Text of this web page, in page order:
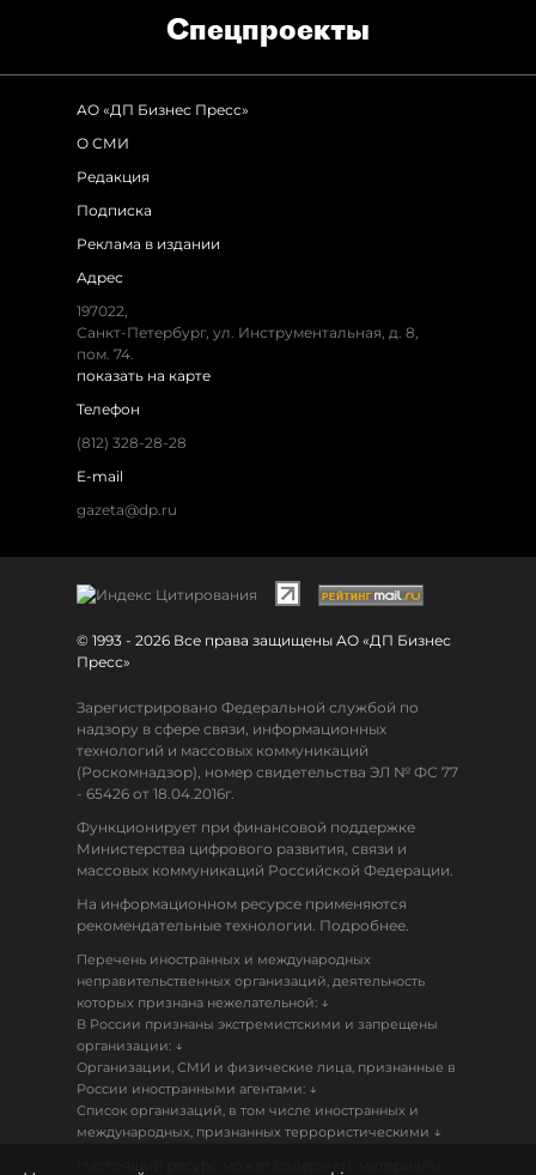
Спец­проекты
АО «ДП Бизнес Пресс»
О СМИ
Редакция
Подписка
Реклама в издании
Адрес
197022,
Санкт-Петербург, ул. Инструментальная, д. 8,
пом. 74.
показать на карте
Телефон
(812) 328-28-28
E-mail
gazeta@dp.ru
© 1993 - 2026 Все права защищены АО «ДП Бизнес
Пресс»
Зарегистрировано Федеральной службой по
надзору в сфере связи, информационных
технологий и массовых коммуникаций
(Роскомнадзор), номер свидетельства ЭЛ № ФС 77
- 65426 от 18.04.2016г.
Функционирует при финансовой поддержке
Министерства цифрового развития, связи и
массовых коммуникаций Российской Федерации.
На информационном ресурсе применяются
рекомендательные технологии. Подробнее.
Перечень иностранных и международных
неправительственных организаций, деятельность
которых признана нежелательной: ↓
В России признаны экстремистскими и запрещены
организации: ↓
Организации, СМИ и физические лица, признанные в
России иностранными агентами: ↓
Список организаций, в том числе иностранных и
международных, признанных террористическими ↓